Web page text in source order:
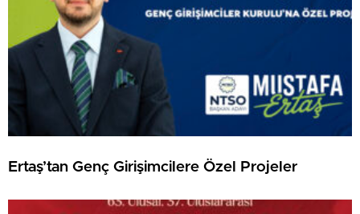
Ertaş’tan Genç Girişimcilere Özel Projeler